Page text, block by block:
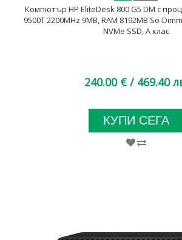
Компютър HP EliteDesk 800 G5 DM с
9500T 2200MHz 9MB, RAM 8192MB So-
NVMe SSD, A клас
240.00 € / 469.40
КУПИ СЕГА